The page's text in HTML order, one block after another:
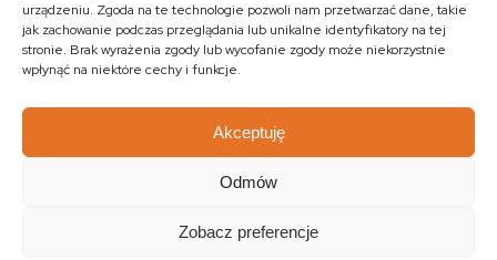
urządzeniu. Zgoda na te technologie pozwoli nam przetwarzać dane, takie
jak zachowanie podczas przeglądania lub unikalne identyfikatory na tej
stronie. Brak wyrażenia zgody lub wycofanie zgody może niekorzystnie
wpłynąć na niektóre cechy i funkcje.
Akceptuję
Odmów
Zobacz preferencje
Parawany kolonialne Półki kolonialne Regały kolonialne
Stojaki na CD Stoliki kawowe Stoliki nocne
MEBLE ŚWIATA
KULIKOWSKI-IT.pl Strony internetowe Szczecin